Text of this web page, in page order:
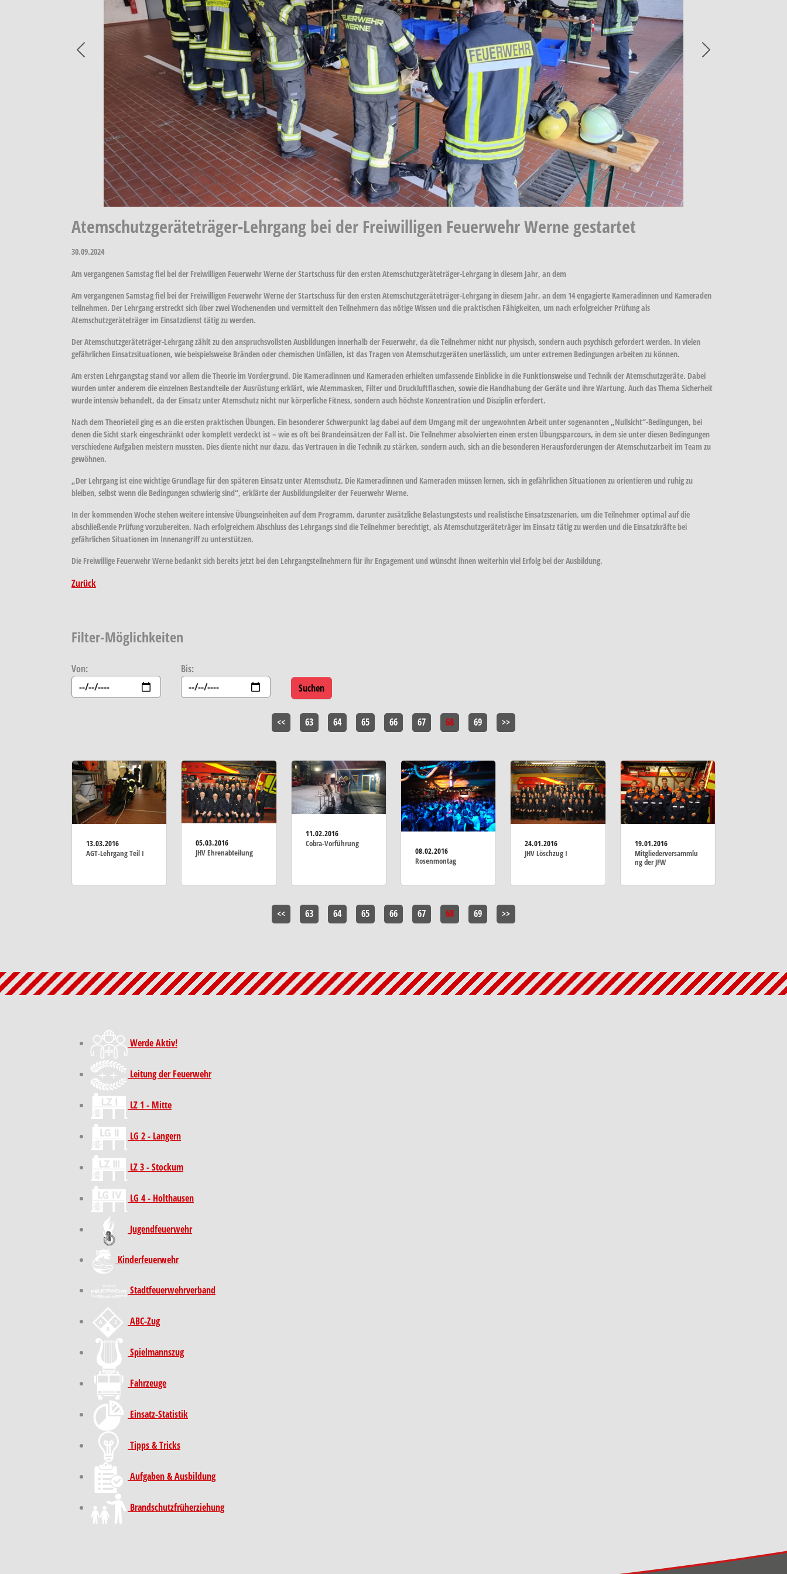
Previous
Atemschutzgeräteträger-Lehrgang bei der Freiwilligen Feuerwehr Werne gestartet
30.09.2024
Am vergangenen Samstag fiel bei der Freiwilligen Feuerwehr Werne der Startschuss für den ersten Atemschutzgeräteträger-Lehrgang in diesem Jahr, an dem
Am vergangenen Samstag fiel bei der Freiwilligen Feuerwehr Werne der Startschuss für den ersten Atemschutzgeräteträger-Lehrgang in diesem Jahr, an dem 14 engagierte Kameradinnen und Kameraden
teilnehmen. Der Lehrgang erstreckt sich über zwei Wochenenden und vermittelt den Teilnehmern das nötige Wissen und die praktischen Fähigkeiten, um nach erfolgreicher Prüfung als
Atemschutzgeräteträger im Einsatzdienst tätig zu werden.
Der Atemschutzgeräteträger-Lehrgang zählt zu den anspruchsvollsten Ausbildungen innerhalb der Feuerwehr, da die Teilnehmer nicht nur physisch, sondern auch psychisch gefordert werden. In vielen
gefährlichen Einsatzsituationen, wie beispielsweise Bränden oder chemischen Unfällen, ist das Tragen von Atemschutzgeräten unerlässlich, um unter extremen Bedingungen arbeiten zu können.
Am ersten Lehrgangstag stand vor allem die Theorie im Vordergrund. Die Kameradinnen und Kameraden erhielten umfassende Einblicke in die Funktionsweise und Technik der Atemschutzgeräte. Dabei
wurden unter anderem die einzelnen Bestandteile der Ausrüstung erklärt, wie Atemmasken, Filter und Druckluftflaschen, sowie die Handhabung der Geräte und ihre Wartung. Auch das Thema Sicherheit
wurde intensiv behandelt, da der Einsatz unter Atemschutz nicht nur körperliche Fitness, sondern auch höchste Konzentration und Disziplin erfordert.
Nach dem Theorieteil ging es an die ersten praktischen Übungen. Ein besonderer Schwerpunkt lag dabei auf dem Umgang mit der ungewohnten Arbeit unter sogenannten „Nullsicht“-Bedingungen, bei
denen die Sicht stark eingeschränkt oder komplett verdeckt ist – wie es oft bei Brandeinsätzen der Fall ist. Die Teilnehmer absolvierten einen ersten Übungsparcours, in dem sie unter diesen Bedingungen
verschiedene Aufgaben meistern mussten. Dies diente nicht nur dazu, das Vertrauen in die Technik zu stärken, sondern auch, sich an die besonderen Herausforderungen der Atemschutzarbeit im Team zu
gewöhnen.
„Der Lehrgang ist eine wichtige Grundlage für den späteren Einsatz unter Atemschutz. Die Kameradinnen und Kameraden müssen lernen, sich in gefährlichen Situationen zu orientieren und ruhig zu
bleiben, selbst wenn die Bedingungen schwierig sind“, erklärte der Ausbildungsleiter der Feuerwehr Werne.
In der kommenden Woche stehen weitere intensive Übungseinheiten auf dem Programm, darunter zusätzliche Belastungstests und realistische Einsatzszenarien, um die Teilnehmer optimal auf die
abschließende Prüfung vorzubereiten. Nach erfolgreichem Abschluss des Lehrgangs sind die Teilnehmer berechtigt, als Atemschutzgeräteträger im Einsatz tätig zu werden und die Einsatzkräfte bei
gefährlichen Situationen im Innenangriff zu unterstützen.
Die Freiwillige Feuerwehr Werne bedankt sich bereits jetzt bei den Lehrgangsteilnehmern für ihr Engagement und wünscht ihnen weiterhin viel Erfolg bei der Ausbildung.
Zurück
Filter-Möglichkeiten
Von: Bis:
<< 63 64 65 66 67 68 69 >>
13.03.2016
AGT-Lehrgang Teil I
05.03.2016
JHV Ehrenabteilung
11.02.2016
Cobra-Vorführung
08.02.2016
Rosenmontag
24.01.2016
JHV Löschzug I
19.01.2016
Mitgliederversammlu
ng der JFW
<< 63 64 65 66 67 68 69 >>
Werde Aktiv!
Leitung der Feuerwehr
LZ 1 - Mitte
LG 2 - Langern
LZ 3 - Stockum
LG 4 - Holthausen
Jugendfeuerwehr
Kinder­feuer­wehr
Stadt­feuer­wehr­verband
ABC-Zug
Spielmannszug
Fahrzeuge
Einsatz-Statistik
Tipps & Tricks
Aufgaben & Ausbildung
Brand­schutz­früh­erziehung